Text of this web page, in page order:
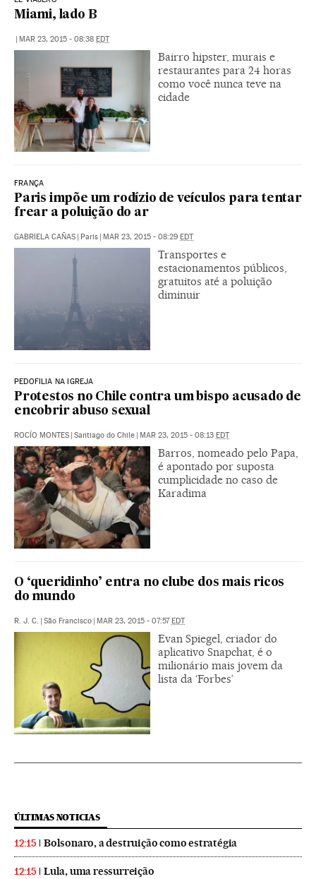
Miami, lado B
| MAR 23, 2015 - 08:38 EDT
Bairro hipster, murais e
restaurantes para 24 horas
como você nunca teve na
cidade
FRANÇA
Paris impõe um rodízio de veículos para tentar
frear a poluição do ar
GABRIELA CAÑAS Paris MAR 23, 2015 - 08:29 EDT
Transportes e
estacionamentos públicos,
gratuitos até a poluição
diminuir
PEDOFILIA NA IGREJA
Protestos no Chile contra um bispo acusado de
encobrir abuso sexual
ROCÍO MONTES Santiago do Chile MAR 23, 2015 - 08:13 EDT
Barros, nomeado pelo Papa,
é apontado por suposta
cumplicidade no caso de
Karadima
O ‘queridinho’ entra no clube dos mais ricos
do mundo
R. J. C. São Francisco MAR 23, 2015 - 07:57 EDT
Evan Spiegel, criador do
aplicativo Snapchat, é o
milionário mais jovem da
lista da ‘Forbes’
ÚLTIMAS NOTICIAS
12:15 Bolsonaro, a destruição como estratégia
12:15 Lula, uma ressurreição